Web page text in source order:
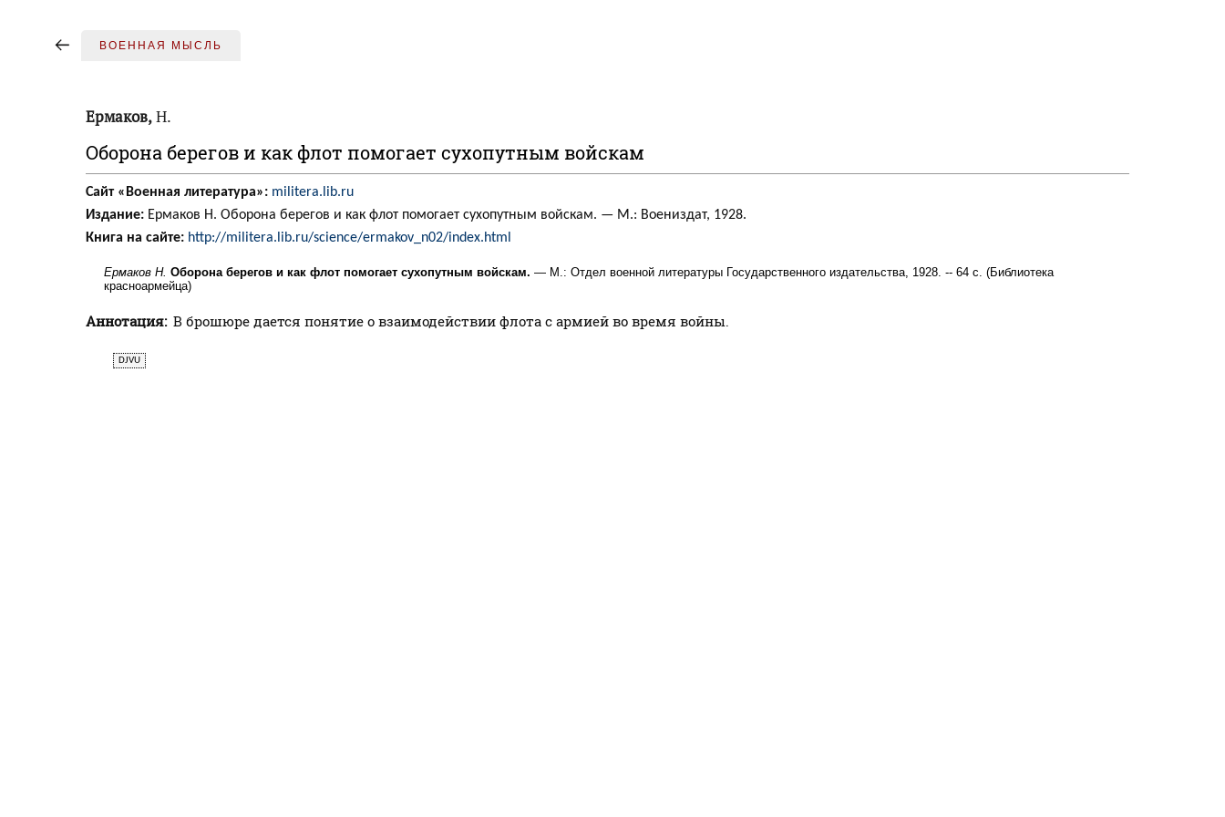
ВОЕННАЯ МЫСЛЬ
Ермаков,Н.
Оборона берегов и как флот помогает сухопутным войскам
Сайт «Военная литература»: militera.lib.ru
Издание: Ермаков Н. Оборона берегов и как флот помогает сухопутным войскам. — М.: Воениздат, 1928.
Книга на сайте: http://militera.lib.ru/science/ermakov_n02/index.html
Ермаков Н. Оборона берегов и как флот помогает сухопутным войскам. — М.: Отдел военной литературы Государственного издательства, 1928. -- 64 с. (Библиотека
красноармейца)
Аннотация: В брошюре дается понятие о взаимодействии флота с армией во время войны.
DJVU